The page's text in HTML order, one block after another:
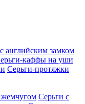
английским замком
каффы на уши
Серьги-протяжки
жемчугом Серьги с